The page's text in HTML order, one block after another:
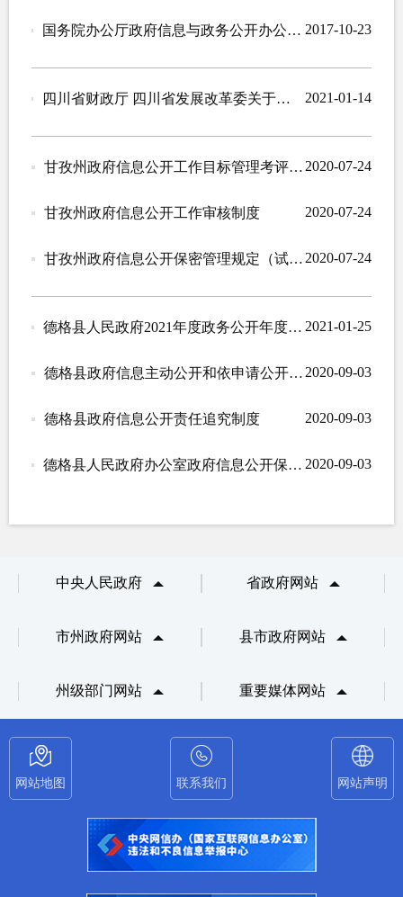
国务院办公厅政府信息与政务公开办公室关于政府信息公开处理决定送达问题的解释 2017-10-23
四川省财政厅 四川省发展改革委关于政府信息公开信息处理费有关事项的通知 2021-01-14
甘孜州政府信息公开工作目标管理考评制度 2020-07-24
甘孜州政府信息公开工作审核制度 2020-07-24
甘孜州政府信息公开保密管理规定（试 行） 2020-07-24
德格县人民政府2021年度政务公开年度工作计划 2021-01-25
德格县政府信息主动公开和依申请公开制度 2020-09-03
德格县政府信息公开责任追究制度 2020-09-03
德格县人民政府办公室政府信息公开保密审查制度 2020-09-03
中央人民政府 省政府网站
市州政府网站 县市政府网站
州级部门网站 重要媒体网站
网站地图 联系我们 网站声明